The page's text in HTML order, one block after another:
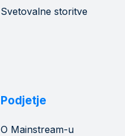
Svetovalne storitve
Podjetje
O Mainstream-u